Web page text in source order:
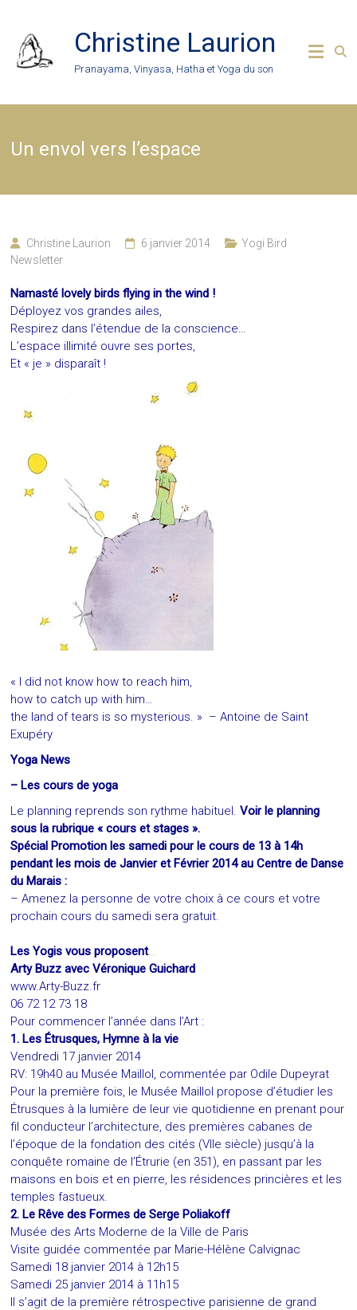
content
Christine Laurion
Pranayama, Vinyasa, Hatha et Yoga du son
Un envol vers l’espace
Christine Laurion 6 janvier 2014
Yogi Bird
Newsletter
Namasté lovely birds flying in the wind !
Déployez vos grandes ailes,
Respirez dans l’étendue de la conscience…
L’espace illimité ouvre ses portes,
Et « je » disparaît !
« I did not know how to reach him,
how to catch up with him…
the land of tears is so mysterious. » – Antoine de Saint
Exupéry
Yoga News
– Les cours de yoga
Le planning reprends son rythme habituel.Voir le planning
sous la rubrique « cours et stages ».
Spécial Promotion les samedi pour le cours de 13 à 14h
pendant les mois de Janvier et Février 2014 au Centre de Danse
du Marais :
– Amenez la personne de votre choix à ce cours et votre
prochain cours du samedi sera gratuit.
Les Yogis vous proposent…
Arty Buzz avec Véronique Guichard
www.Arty-Buzz.fr
06 72 12 73 18
Pour commencer l’année dans l’Art :
1. Les Étrusques, Hymne à la vie
Vendredi 17 janvier 2014
RV: 19h40 au Musée Maillol, commentée par Odile Dupeyrat
Pour la première fois, le Musée Maillol propose d’étudier les
Étrusques à la lumière de leur vie quotidienne en prenant pour
fil conducteur l’architecture, des premières cabanes de
l’époque de la fondation des cités (VIIe siècle) jusqu’à la
conquête romaine de l’Étrurie (en 351), en passant par les
maisons en bois et en pierre, les résidences princières et les
temples fastueux.
2. Le Rêve des Formes de Serge Poliakoff
Musée des Arts Moderne de la Ville de Paris
Visite guidée commentée par Marie-Hélène Calvignac
Samedi 18 janvier 2014 à 12h15
Samedi 25 janvier 2014 à 11h15
Il s’agit de la première rétrospective parisienne de grand